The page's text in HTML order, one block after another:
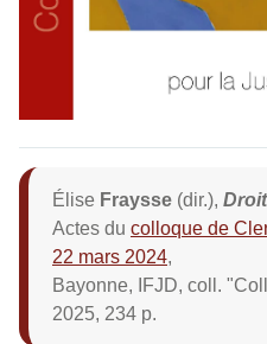
Élise Fraysse (dir.),
Actes du colloque de
22 mars 2024,
Bayonne, IFJD, coll.
2025, 234 p.